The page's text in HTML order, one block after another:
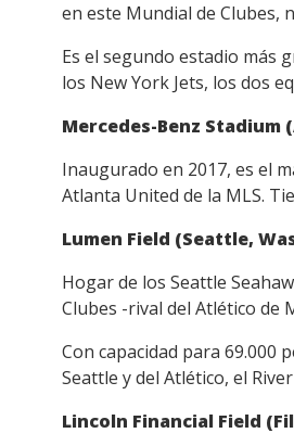
en este Mundial de Clubes,
Es el segundo estadio más
los New York Jets, los dos
Mercedes-Benz Stadium
Inaugurado en 2017, es el
Atlanta United de la MLS.
Lumen Field (Seattle,
Hogar de los Seattle
Clubes -rival del Atlético de
Con capacidad para 69.000
Seattle y del Atlético, el
Lincoln Financial Field